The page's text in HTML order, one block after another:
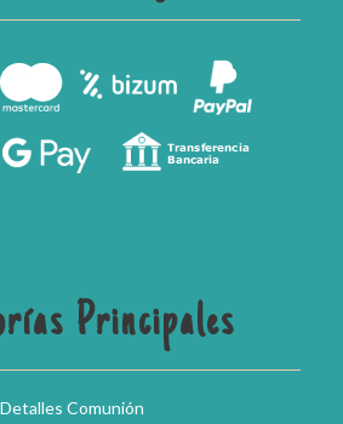
Principales
Detalles Comunión